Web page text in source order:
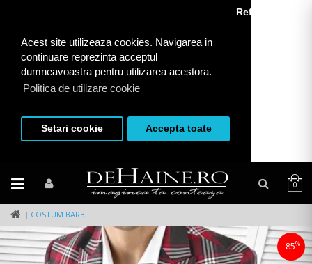
Acest site utilizeaza cookies. Navigarea in
continuare reprezinta acceptul
dumneavoastra pentru utilizarea acestora.
Politica de utilizare cookie
Refuza toate
Setari cookie Accepta toate
0
COSTUM BARBATI SLIM FIT (SACOU + VESTA) 78081 D5-5.1
-85%